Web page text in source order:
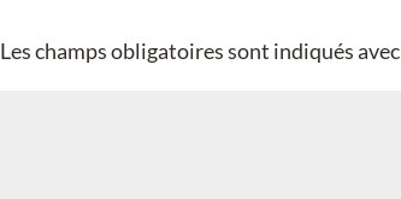
Les champs obligatoires sont indiqués avec